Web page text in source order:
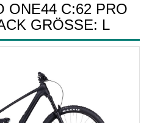
ONE44 C:62 PRO
GRÖSSE: L